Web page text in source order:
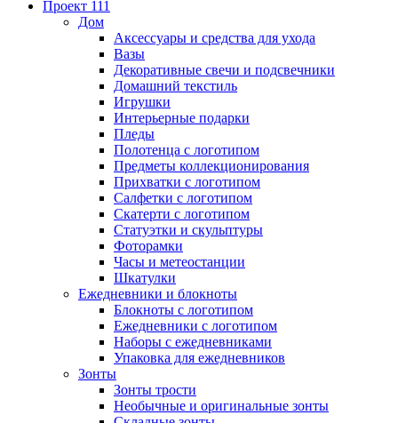
Проект 111
Дом
Аксессуары и средства для ухода
Вазы
Декоративные свечи и подсвечники
Домашний текстиль
Игрушки
Интерьерные подарки
Пледы
Полотенца с логотипом
Предметы коллекционирования
Прихватки с логотипом
Салфетки с логотипом
Скатерти с логотипом
Статуэтки и скульптуры
Фоторамки
Часы и метеостанции
Шкатулки
Ежедневники и блокноты
Блокноты с логотипом
Ежедневники с логотипом
Наборы с ежедневниками
Упаковка для ежедневников
Зонты
Зонты трости
Необычные и оригинальные зонты